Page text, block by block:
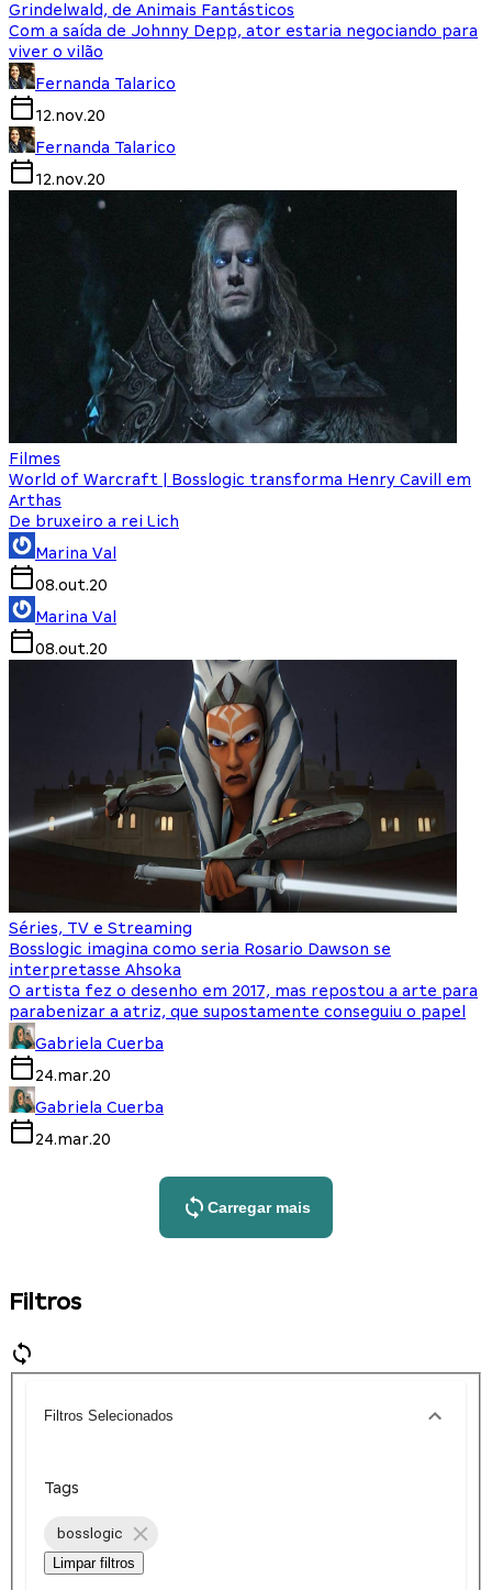
Grindelwald, de Animais Fantásticos
Com a saída de Johnny Depp, ator estaria negociando para
viver o vilão
Fernanda Talarico
12.nov.20
Fernanda Talarico
12.nov.20
Filmes
World of Warcraft | Bosslogic transforma Henry Cavill em
Arthas
De bruxeiro a rei Lich
Marina Val
08.out.20
Marina Val
08.out.20
Séries, TV e Streaming
Bosslogic imagina como seria Rosario Dawson se
interpretasse Ahsoka
O artista fez o desenho em 2017, mas repostou a arte para
parabenizar a atriz, que supostamente conseguiu o papel
Gabriela Cuerba
24.mar.20
Gabriela Cuerba
24.mar.20
Carregar mais
Filtros
Filtros Selecionados
Tags
bosslogic
Limpar filtros